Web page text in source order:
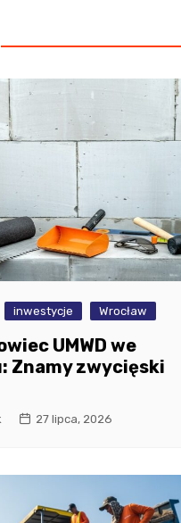
inwestycje Wrocław
UMWD we
Znamy zwycięski
27 lipca, 2026